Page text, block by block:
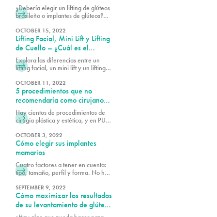
y, a continuación, la grasa se
purifica y se inyecta en los glúteos y
las caderas para remodelar,
trasero más voluminoso. La mayoría
de los pacientes solo tienen
¿Debería elegir un lifting de glúteos
brasileño o implantes de glúteos?
Pure Plastic Surgery compara los 2
procedimientos y explica cuál suele
ser la opción más segura.
OCTOBER 15, 2022
Lifting Facial, Mini Lift y Lifting
de Cuello – ¿Cuál es el
Adecuado para Ti?
Explora las diferencias entre un
lifting facial, un mini lift y un lifting
procedimiento se adapta mejor a tus
objetivos de rejuvenecimiento y
mejora de tu apariencia.
OCTOBER 11, 2022
5 procedimientos que no
recomendaría como cirujano
plástico con doble certificación
Hay cientos de procedimientos de
cirugía plástica y estética, y en PURE
procedimientos más populares y
otros que podrían considerarse
fuera de lo normal. Lo que un
procedimiento excelente puede ser
algo que otro cirujano no
riesgo o no produce los resultados
deseados.
OCTOBER 3, 2022
Cómo elegir sus implantes
mamarios
Cuatro factores a tener en cuenta:
tipo, tamaño, perfil y forma. No hay
aumento de senos, es importante
tener en cuenta el tamaño, el perfil
y la forma actuales de sus senos en
función de sus objetivos. Ver fotos
SEPTEMBER 9, 2022
Cómo maximizar los resultados
de su levantamiento de glúteos
brasileño